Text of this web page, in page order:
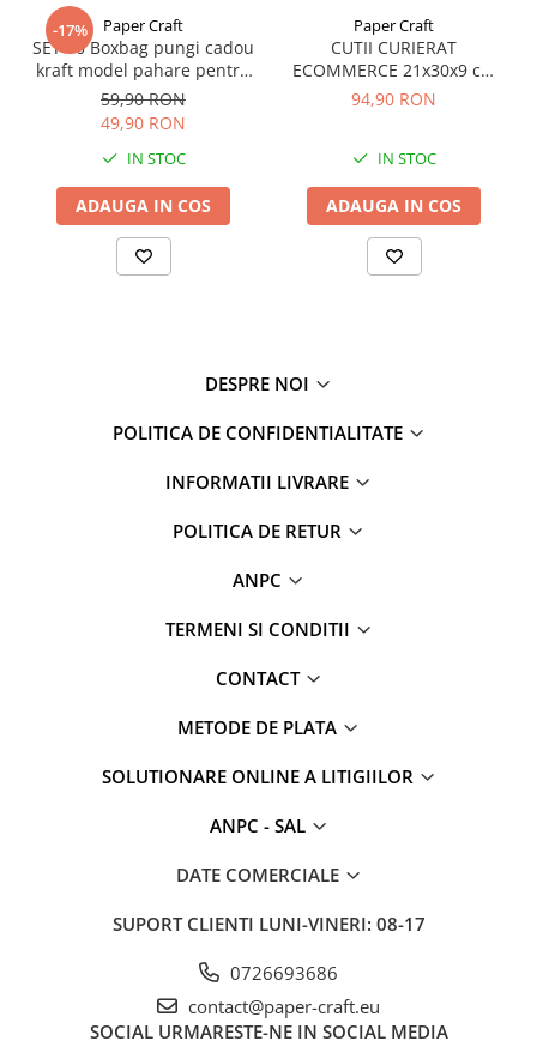
-17% Paper Craft
SET 10 Boxbag pungi cadou
kraft model pahare pentru
1 sticla vin (35x10x9 cm)
59,90 RON
49,90 RON
IN STOC
ADAUGA IN COS
Paper Craft
CUTII CURIERAT
ECOMMERCE 21x30x9 cm
cu AUTOADEZIV, BANDA
94,90 RON
IN STOC
ADAUGA IN COS
DESPRE NOI
POLITICA DE CONFIDENTIALITATE
INFORMATII LIVRARE
POLITICA DE RETUR
ANPC
TERMENI SI CONDITII
CONTACT
METODE DE PLATA
SOLUTIONARE ONLINE A LITIGIILOR
ANPC - SAL
DATE COMERCIALE
SUPORT CLIENTI LUNI-VINERI: 08-17
0726693686
contact@paper-craft.eu
SOCIAL URMARESTE-NE IN SOCIAL MEDIA